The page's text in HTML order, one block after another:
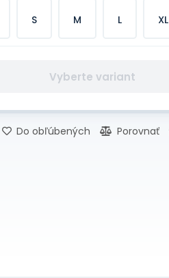
S M L XL
Vyberte variant
Do obľúbených Porovnať